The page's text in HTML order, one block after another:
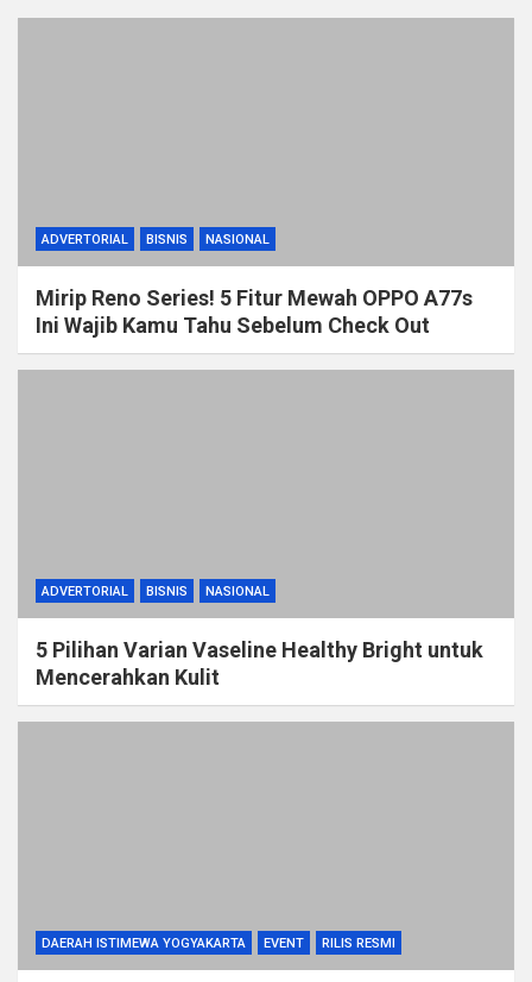
ADVERTORIAL BISNIS NASIONAL
Mirip Reno Series! 5 Fitur Mewah OPPO A77s
Ini Wajib Kamu Tahu Sebelum Check Out
ADVERTORIAL BISNIS NASIONAL
5 Pilihan Varian Vaseline Healthy Bright untuk
Mencerahkan Kulit
DAERAH ISTIMEWA YOGYAKARTA EVENT RILIS RESMI